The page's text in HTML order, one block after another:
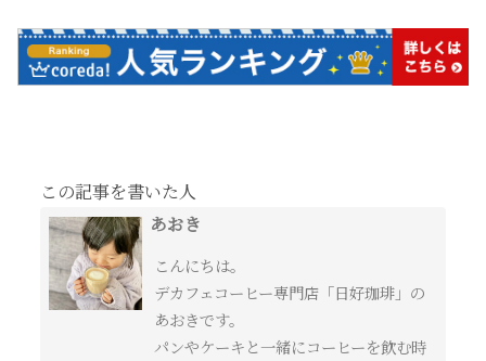
この記事を書いた人
あおき
こんにちは。
デカフェコーヒー専門店「日好珈琲」の
あおきです。
パンやケーキと一緒にコーヒーを飲む時